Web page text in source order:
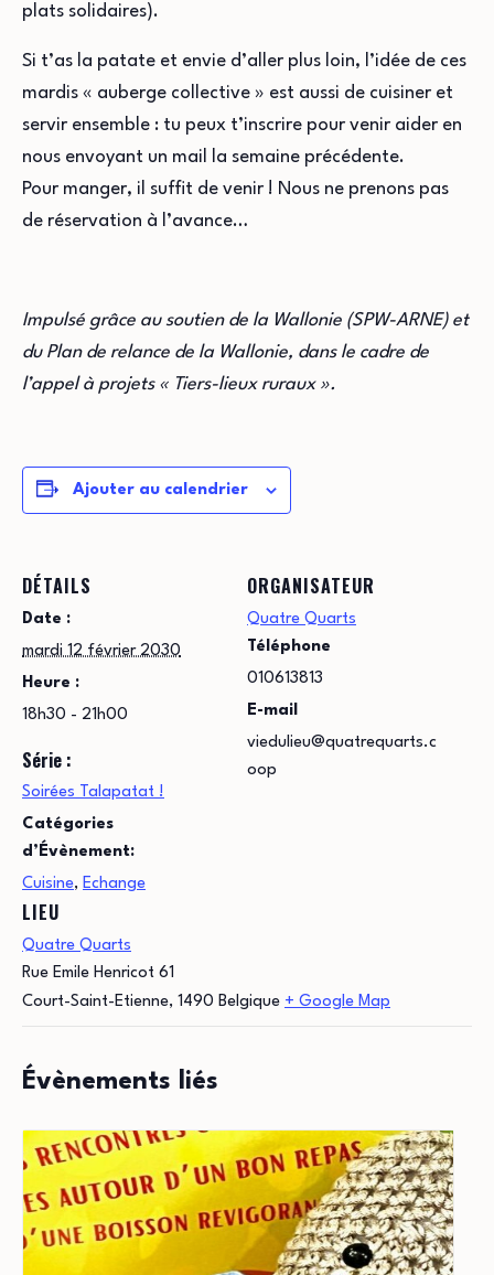
plats solidaires).
Si t’as la patate et envie d’aller plus loin, l’idée de ces
mardis « auberge collective » est aussi de cuisiner et
servir ensemble : tu peux t’inscrire pour venir aider en
nous envoyant un mail la semaine précédente.
Pour manger, il suffit de venir ! Nous ne prenons pas
de réservation à l’avance…
Impulsé grâce au soutien de la Wallonie (SPW-ARNE) et
du Plan de relance de la Wallonie, dans le cadre de
l’appel à projets « Tiers-lieux ruraux ».
Ajouter au calendrier
DÉTAILS
Date :
mardi 12 février 2030
Heure :
18h30 - 21h00
Série :
Soirées Talapatat !
Catégories
d’Évènement:
Cuisine, Echange
LIEU
Quatre Quarts
Rue Emile Henricot 61
Court-Saint-Etienne, 1490 Belgique + Google Map
ORGANISATEUR
Quatre Quarts
Téléphone
010613813
E-mail
viedulieu@quatrequarts.c
oop
Évènements liés